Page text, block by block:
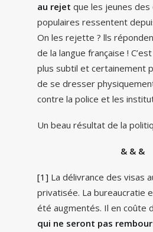
au rejet que les jeunes
populaires ressentent
On les rejette ? lls
de la langue française !
plus subtil et certainement
de se dresser
contre la police et les
Un beau résultat de la
& & &
[1] La délivrance des visas
privatisée. La bureaucratie
été augmentés. Il en coûte
qui ne seront pas